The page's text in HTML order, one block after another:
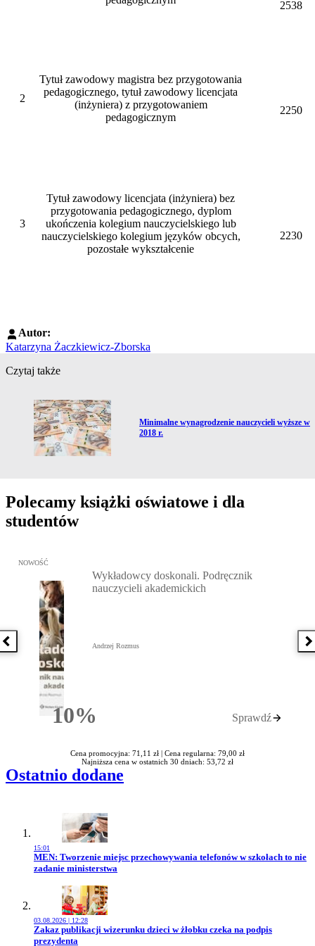
2538
2
Tytuł zawodowy magistra bez przygotowania
pedagogicznego, tytuł zawodowy licencjata
(inżyniera) z przygotowaniem
pedagogicznym
2250
3
Tytuł zawodowy licencjata (inżyniera) bez
przygotowania pedagogicznego, dyplom
ukończenia kolegium nauczycielskiego lub
nauczycielskiego kolegium języków obcych,
pozostałe wykształcenie
2230
Autor:
Katarzyna Żaczkiewicz-Zborska
Czytaj także
Przejdź do artykułu:
Minimalne wynagrodzenie nauczycieli wyższe w
2018 r.
Polecamy książki oświatowe i dla
studentów
Poprzednia książka
Przejdź do: Wykładowcy doskonali. Podręcznik nauczycieli
NOWOŚĆ
10%Rabatu
Wykładowcy doskonali. Podręcznik
nauczycieli akademickich
Andrzej Rozmus
Sprawdź
Cena promocyjna: 71,11 zł | Cena regularna: 79,00 zł
Najniższa cena w ostatnich 30 dniach: 53,72 zł
Ostatnio dodane
15:01
Przejdź do artykułu:
MEN: Tworzenie miejsc przechowywania telefonów w szkołach to nie
zadanie ministerstwa
03.08.2026 | 12:28
Przejdź do artykułu:
Zakaz publikacji wizerunku dzieci w żłobku czeka na podpis
prezydenta